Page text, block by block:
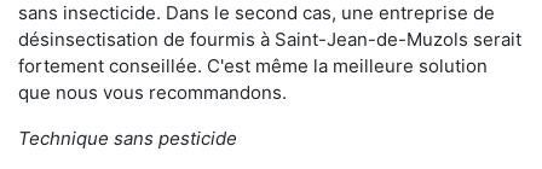
sans insecticide. Dans le second cas, une entreprise de
désinsectisation de fourmis à Saint-Jean-de-Muzols serait
fortement conseillée. C'est même la meilleure solution
que nous vous recommandons.
Technique sans pesticide